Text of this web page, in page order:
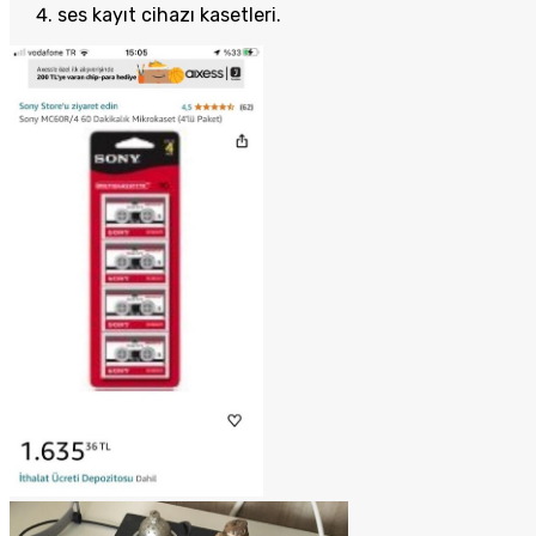
ses kayıt cihazı kasetleri.